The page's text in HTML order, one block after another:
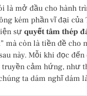
là mở đầu cho hành
kém phần vĩ đại của
sự quyết tâm thép
mà còn là tiền đề cho
này. Mỗi khi đọc
cảm hứng, như
ta dám nghĩ dám